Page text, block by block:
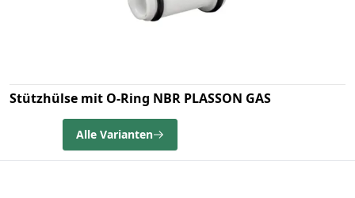
Stützhülse mit O-Ring NBR PLASSON GAS
Alle Varianten